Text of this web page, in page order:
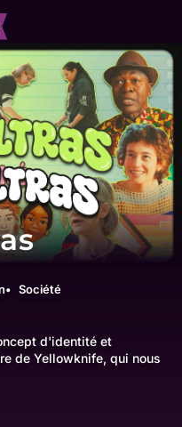
Société
d'identité et
de Yellowknife, qui nous